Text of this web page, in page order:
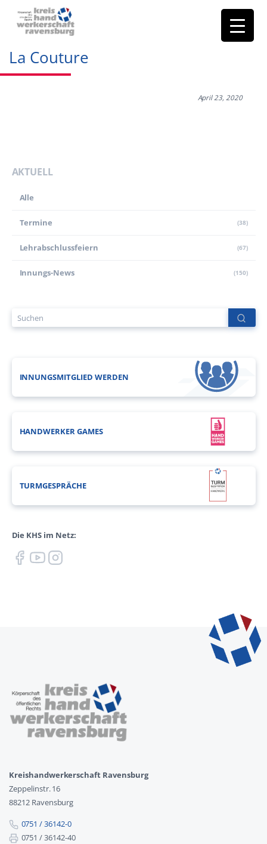
La Couture
April 23, 2020
AKTUELL
Alle
Termine (38)
Lehr­abschluss­feiern (67)
Innungs-News (150)
INNUNGSMITGLIED WERDEN
HANDWERKER GAMES
TURMGESPRÄCHE
Die KHS im Netz:
Kreishandwerkerschaft Ravensburg
Zeppelinstr. 16
88212 Ravensburg
0751 / 36142-0
0751 / 36142-40